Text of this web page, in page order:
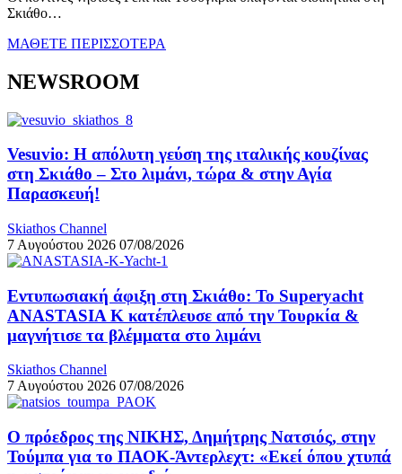
Σκιάθο…
ΜΑΘΕΤΕ ΠΕΡΙΣΣΟΤΕΡΑ
NEWSROOM
Vesuvio: Η απόλυτη γεύση της ιταλικής κουζίνας
στη Σκιάθο – Στο λιμάνι, τώρα & στην Αγία
Παρασκευή!
Skiathos Channel
7 Αυγούστου 2026 07/08/2026
Εντυπωσιακή άφιξη στη Σκιάθο: Το Superyacht
ANASTASIA K κατέπλευσε από την Τουρκία &
μαγνήτισε τα βλέμματα στο λιμάνι
Skiathos Channel
7 Αυγούστου 2026 07/08/2026
Ο πρόεδρος της ΝΙΚΗΣ, Δημήτρης Νατσιός, στην
Τούμπα για το ΠΑΟΚ-Άντερλεχτ: «Εκεί όπου χτυπά